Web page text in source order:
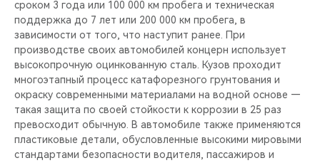
сроком 3 года или 100 000 км пробега и техническая
поддержка до 7 лет или 200 000 км пробега, в
зависимости от того, что наступит ранее. При
производстве своих автомобилей концерн использует
высокопрочную оцинкованную сталь. Кузов проходит
многоэтапный процесс катафорезного грунтования и
окраску современными материалами на водной основе —
такая защита по своей стойкости к коррозии в 25 раз
превосходит обычную. В автомобиле также применяются
пластиковые детали, обусловленные высокими мировыми
стандартами безопасности водителя, пассажиров и